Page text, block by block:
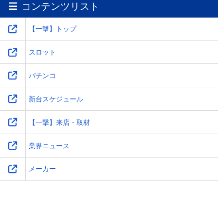
ワ -
コンテンツリスト
【一撃】トップ
スロット
パチンコ
新台スケジュール
【一撃】来店・取材
業界ニュース
メーカー